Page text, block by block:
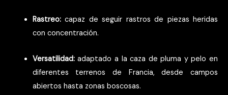
Rastreo:capaz de seguir rastros de piezas heridas
con concentración.
Versatilidad:adaptado a la caza de pluma y pelo en
diferentes terrenos de Francia, desde campos
abiertos hasta zonas boscosas.